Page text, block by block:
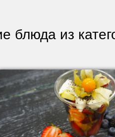
блюда из